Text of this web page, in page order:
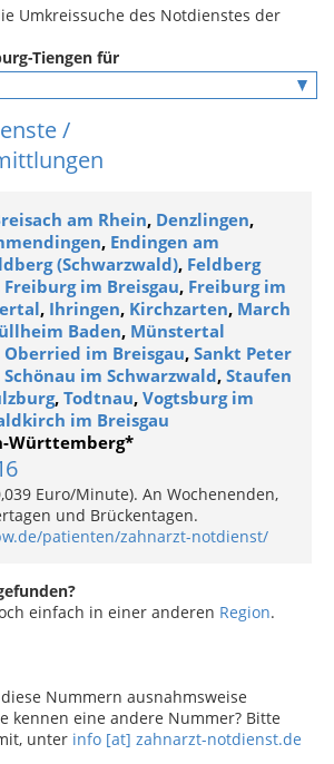
Umkreissuche des Notdienstes der
Tiengen für
/
am Rhein, Denzlingen,
, Endingen am
(Schwarzwald), Feldberg
Freiburg im Breisgau, Freiburg im
, Ihringen, Kirchzarten, March
Baden, Münstertal
Oberried im Breisgau, Sankt Peter
Schönau im Schwarzwald, Staufen
, Todtnau, Vogtsburg im
im Breisgau
Württemberg*
Euro/Minute). An Wochenenden,
und Brückentagen.
patienten/zahnarzt-notdienst/
einfach in einer anderen Region.
Nummern ausnahmsweise
kennen eine andere Nummer? Bitte
unter info [at] zahnarzt-notdienst.de